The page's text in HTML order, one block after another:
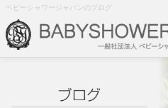
ベビーシャワージャパンのブログ